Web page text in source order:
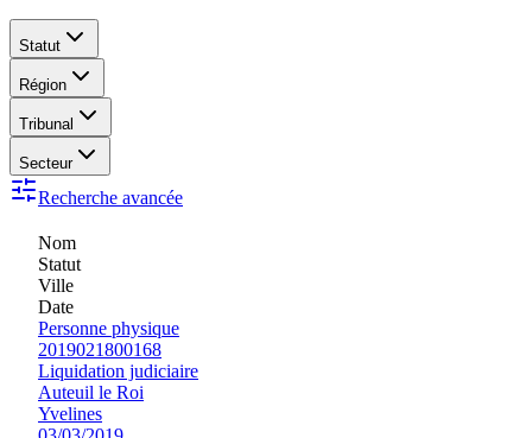
Statut
Région
Tribunal
Secteur
Recherche avancée
Nom
Statut
Ville
Date
Personne physique
2019021800168
Liquidation judiciaire
Auteuil le Roi
Yvelines